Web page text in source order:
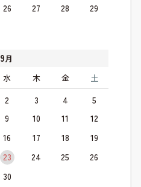
26 27 28
29
9月
水 木 金 土
2 3 4
5
9 10 11
12
16 17 18
19
23 24 25
26
30